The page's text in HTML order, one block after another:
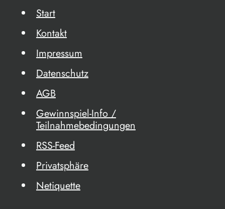
Start
Kontakt
Impressum
Datenschutz
AGB
Gewinnspiel-Info /
Teilnahmebedingungen
RSS-Feed
Privatsphäre
Netiquette